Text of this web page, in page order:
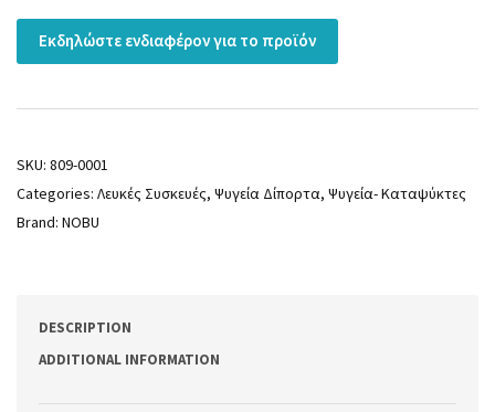
Εκδηλώστε ενδιαφέρον για το προϊόν
SKU: 809-0001
Categories: Λευκές Συσκευές, Ψυγεία Δίπορτα, Ψυγεία- Καταψύκτες
Brand: NOBU
DESCRIPTION
ADDITIONAL INFORMATION